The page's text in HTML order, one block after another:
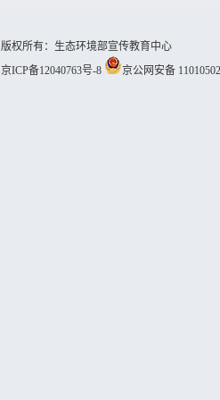
版权所有：生态环境部宣传教育中心
京ICP备12040763号-8
京公网安备